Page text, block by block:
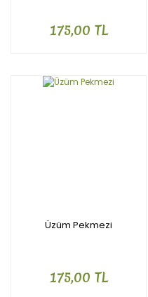
175,00 TL
Üzüm Pekmezi
175,00 TL